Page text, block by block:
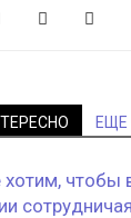
ЕЩЕ
чтобы